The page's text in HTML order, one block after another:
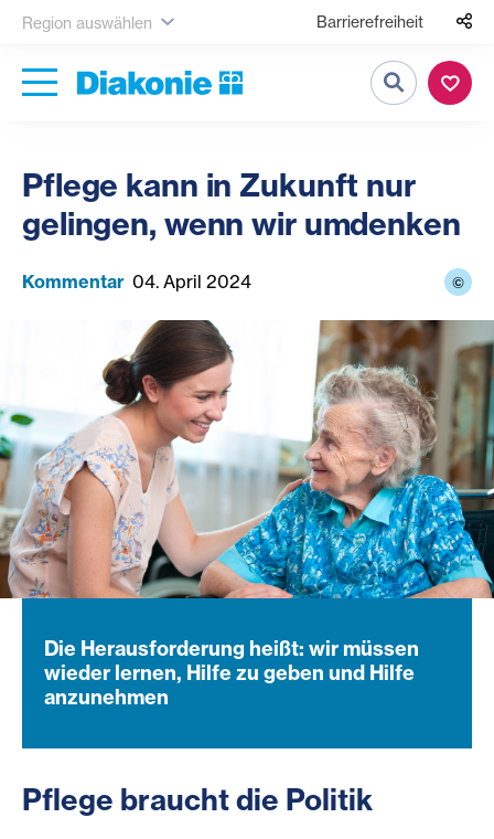
Region auswählen Barrierefreiheit
Suche
Pflege kann in Zukunft nur
gelingen, wenn wir umdenken
Kommentar 04. April 2024 ©
Die Herausforderung heißt: wir müssen
wieder lernen, Hilfe zu geben und Hilfe
anzunehmen
Pflege braucht die Politik